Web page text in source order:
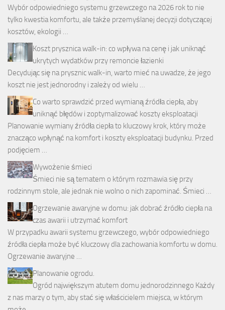
Wybór odpowiedniego systemu grzewczego na 2026 rok to nie
tylko kwestia komfortu, ale także przemyślanej decyzji dotyczącej
kosztów, ekologii …
Koszt prysznica walk-in: co wpływa na cenę i jak uniknąć
ukrytych wydatków przy remoncie łazienki
Decydując się na prysznic walk-in, warto mieć na uwadze, że jego
koszt nie jest jednorodny i zależy od wielu …
Co warto sprawdzić przed wymianą źródła ciepła, aby
uniknąć błędów i zoptymalizować koszty eksploatacji
Planowanie wymiany źródła ciepła to kluczowy krok, który może
znacząco wpłynąć na komfort i koszty eksploatacji budynku. Przed
podjęciem …
Wywożenie śmieci
Śmieci nie są tematem o którym rozmawia się przy
rodzinnym stole, ale jednak nie wolno o nich zapominać. Śmieci …
Ogrzewanie awaryjne w domu: jak dobrać źródło ciepła na
czas awarii i utrzymać komfort
W przypadku awarii systemu grzewczego, wybór odpowiedniego
źródła ciepła może być kluczowy dla zachowania komfortu w domu.
Ogrzewanie awaryjne …
Planowanie ogrodu.
Ogród największym atutem domu jednorodzinnego Każdy
z nas marzy o tym, aby stać się właścicielem miejsca, w którym